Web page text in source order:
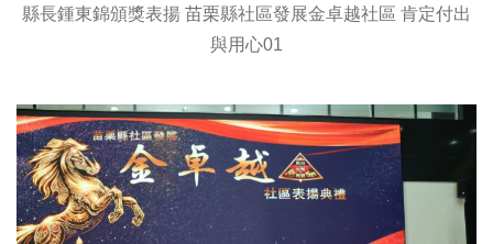
縣長鍾東錦頒獎表揚 苗栗縣社區發展金卓越社區 肯定付出
與用心01